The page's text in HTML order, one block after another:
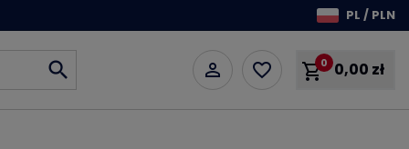
PL / PLN
search  favorite_border shopping_cart 0,00 zł
0